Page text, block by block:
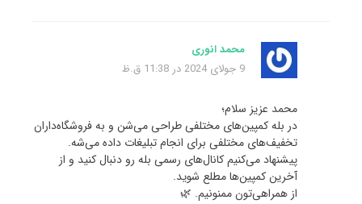
محمد انوری
9 جولای 2024 در 11:38 ق.ظ
محمد عزیز سلام؛
در بله کمپین‌های مختلفی طراحی می‌شن و به فروشگاه‌داران
تخفیف‌های مختلفی برای انجام تبلیغات داده می‌شه.
پیشنهاد می‌کنیم کانال‌های رسمی بله رو دنبال کنید و از
آخرین کمپین‌ها مطلع شوید.
از همراهی‌تون ممنونیم. 🌿